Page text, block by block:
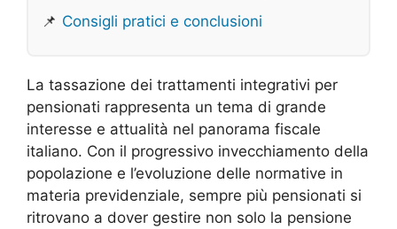
📌 Consigli pratici e conclusioni
La tassazione dei trattamenti integrativi per
pensionati rappresenta un tema di grande
interesse e attualità nel panorama fiscale
italiano. Con il progressivo invecchiamento della
popolazione e l’evoluzione delle normative in
materia previdenziale, sempre più pensionati si
ritrovano a dover gestire non solo la pensione